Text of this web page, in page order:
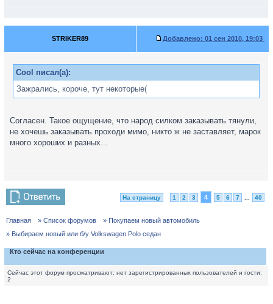
STRIKER89 Добавлено: 01 сен 2010, 19:03
Cool писал(а):
Зажрались, короче, тут некоторые(
Согласен. Такое ощущение, что народ силком заказывать тянули,
не хочешь заказывать проходи мимо, никто ж не заставляет, марок
много хороших и разных...
На страницу 1 2 3 4 5 6 7 40
Главная » Список форумов
» Покупаем новый автомобиль
» Выбираем новый или б/у Volkswagen Polo седан
Кто сейчас на конференции
Сейчас этот форум просматривают: нет зарегистрированных пользователей и гости:
2